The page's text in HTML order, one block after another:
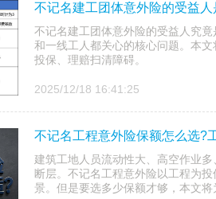
不记名建工团体意外险的受益
不记名建工团体意外险的受益人究
和一线工人都关心的核心问题。本
投保、理赔扫清障碍。
2025/12/18 16:41:25
不记名工程意外险保额怎么选?
建筑工地人员流动性大、高空作业
断层。不记名工程意外险以工程为
景。但是要选多少保额才够，本文